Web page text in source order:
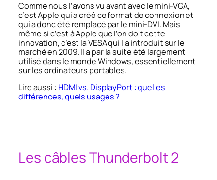
Comme nous l’avons vu avant avec le mini-VGA,
c’est Apple qui a créé ce format de connexion et
qui a donc été remplacé par le mini-DVI. Mais
même si c’est à Apple que l’on doit cette
innovation, c’est la VESA qui l’a introduit sur le
marché en 2009.Il a par la suite été largement
utilisé dans le monde Windows, essentiellement
sur les ordinateurs portables.
Lire aussi : HDMI vs. DisplayPort : quelles
différences, quels usages ?
Les câbles Thunderbolt 2